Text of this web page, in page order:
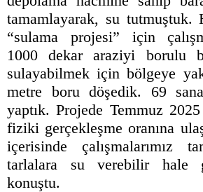
tamamlayarak, su tutmuştuk.
“sulama projesi” için
1000 dekar araziyi borulu
sulayabilmek için bölgeye
metre boru döşedik. 69
yaptık. Projede Temmuz
fiziki gerçekleşme oranına
içerisinde çalışmalarımız
tarlalara su verebilir hale
konuştu.